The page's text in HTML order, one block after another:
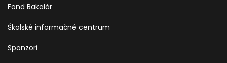
Fond Bakalár
Školské informačné centrum
Sponzori